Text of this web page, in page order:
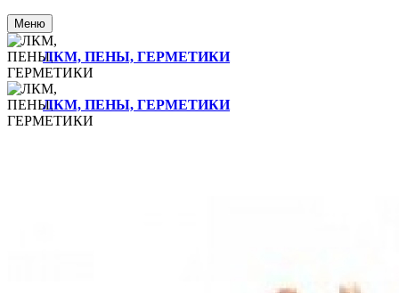
Меню
ЛКМ, ПЕНЫ, ГЕРМЕТИКИ
ЛКМ, ПЕНЫ, ГЕРМЕТИКИ